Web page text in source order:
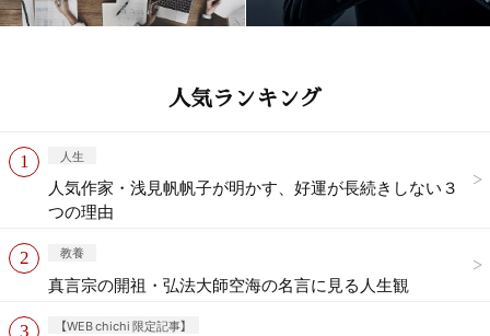
人気ランキング
人生
人気作家・浅見帆帆子が明かす、好運が長続きしない３
つの理由
教養
真言宗の開祖・弘法大師空海の名言に見る人生観
【WEB chichi 限定記事】